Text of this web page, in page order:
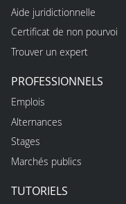
Aide juridictionnelle
Certificat de non pourvoi
Trouver un expert
PROFESSIONNELS
Emplois
Alternances
Stages
Marchés publics
TUTORIELS